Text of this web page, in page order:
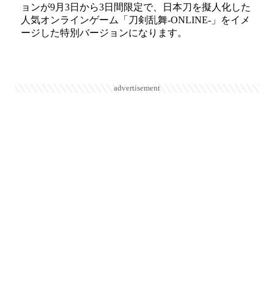
ョンが9月3日から3日間限定で、日本刀を擬人化した
人気オンラインゲーム「刀剣乱舞‐ONLINE‐」をイメ
ージした特別バージョンになります。
advertisement